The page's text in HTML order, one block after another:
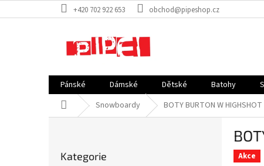
na
+420 702 922 653 obchod@pipeshop.cz
Pánské Dámské Dětské Batohy
Domů Snowboardy BOTY BURTON W
kategorie
Kategorie Akce